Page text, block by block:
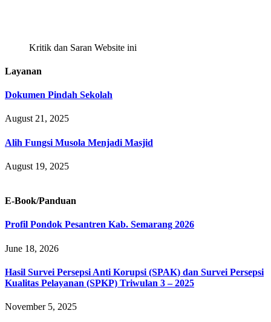
Kritik dan Saran Website ini
Layanan
Dokumen Pindah Sekolah
August 21, 2025
Alih Fungsi Musola Menjadi Masjid
August 19, 2025
E-Book/Panduan
Profil Pondok Pesantren Kab. Semarang 2026
June 18, 2026
Hasil Survei Persepsi Anti Korupsi (SPAK) dan Survei Persepsi
Kualitas Pelayanan (SPKP) Triwulan 3 – 2025
November 5, 2025